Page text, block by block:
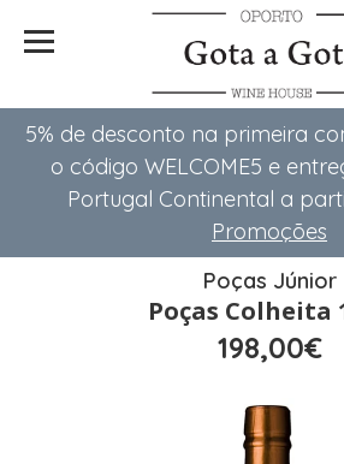
5% de desconto na primeira
o código WELCOME5 e
Portugal Continental a
Promoções
Poças Júnior
Poças Colheita
198,00€